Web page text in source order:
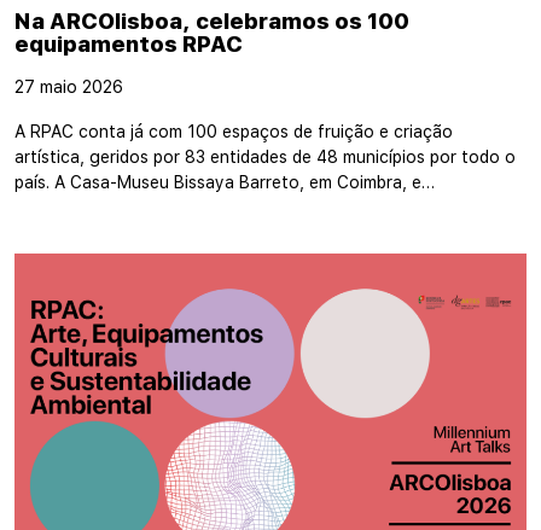
Na ARCOlisboa, celebramos os 100
equipamentos RPAC
27 maio 2026
A RPAC conta já com 100 espaços de fruição e criação
artística, geridos por 83 entidades de 48 municípios por todo o
país. A Casa-Museu Bissaya Barreto, em Coimbra, e…